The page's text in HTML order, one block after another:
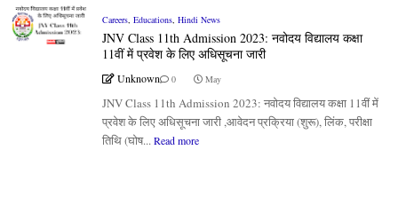
Careers, Educations, Hindi News
JNV Class 11th Admission 2023: नवोदय विद्यालय कक्षा
11वीं में प्रवेश के लिए अधिसूचना जारी
Unknown 0 May
JNV Class 11th Admission 2023: नवोदय विद्यालय कक्षा 11वीं में
प्रवेश के लिए अधिसूचना जारी ,आवेदन प्रक्रिया (शुरू), लिंक, परीक्षा
तिथि (घोष... Read more